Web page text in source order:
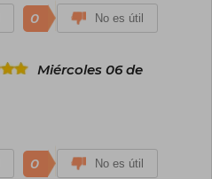
0 No es útil
Miércoles 06 de
0 No es útil